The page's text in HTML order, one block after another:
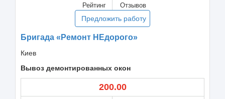
Рейтинг Отзывов
Предложить работу
Бригада «Ремонт НЕдорого»
Киев
Вывоз демонтированных окон
200.00